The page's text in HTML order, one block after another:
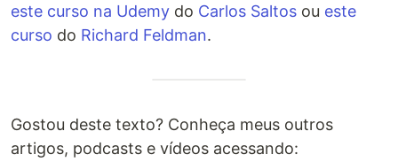
este curso na Udemy do Carlos Saltos ou este
curso do Richard Feldman.
Gostou deste texto? Conheça meus outros
artigos, podcasts e vídeos acessando: